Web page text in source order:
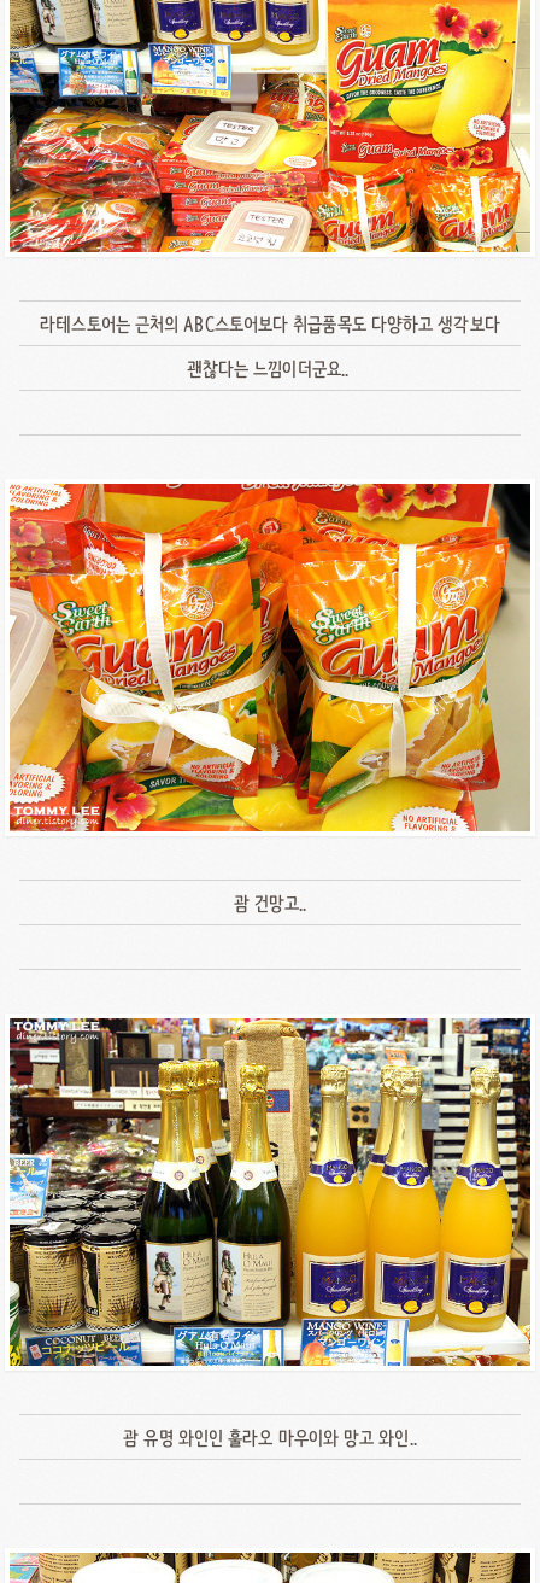
라테스토어는 근처의 ABC스토어보다 취급품목도 다양하고 생각보다
괜찮다는 느낌이더군요..
괌 건망고..
괌 유명 와인인 훌라오 마우이와 망고 와인..